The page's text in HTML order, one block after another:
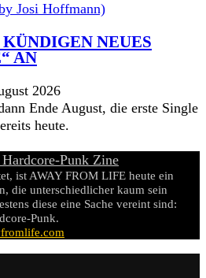
NEUES
AN
2026
Ende August, die erste Single
heute.
ist AWAY FROM LIFE heute ein
die unterschiedlicher kaum sein
diese eine Sache vereint sind:
Punk.